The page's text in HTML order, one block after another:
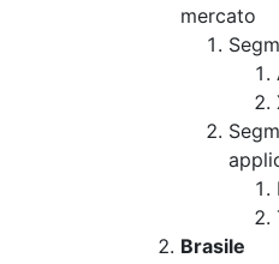
mercato
Brasile